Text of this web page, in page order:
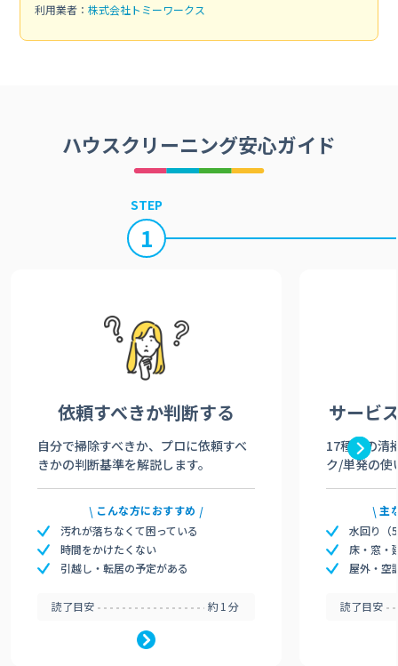
利用業者： 株式会社トミーワークス
ハウスクリーニング安心ガイド
STEP
1
依頼すべきか判断する
自分で掃除すべきか、プロに依頼すべ
きかの判断基準を解説します。
こんな方におすすめ
汚れが落ちなくて困っている
時間をかけたくない
引越し・転居の予定がある
読了目安 約1分
サービ
17種類の清
ク/単発の使
主
水回り（
床・窓・
屋外・空
読了目安